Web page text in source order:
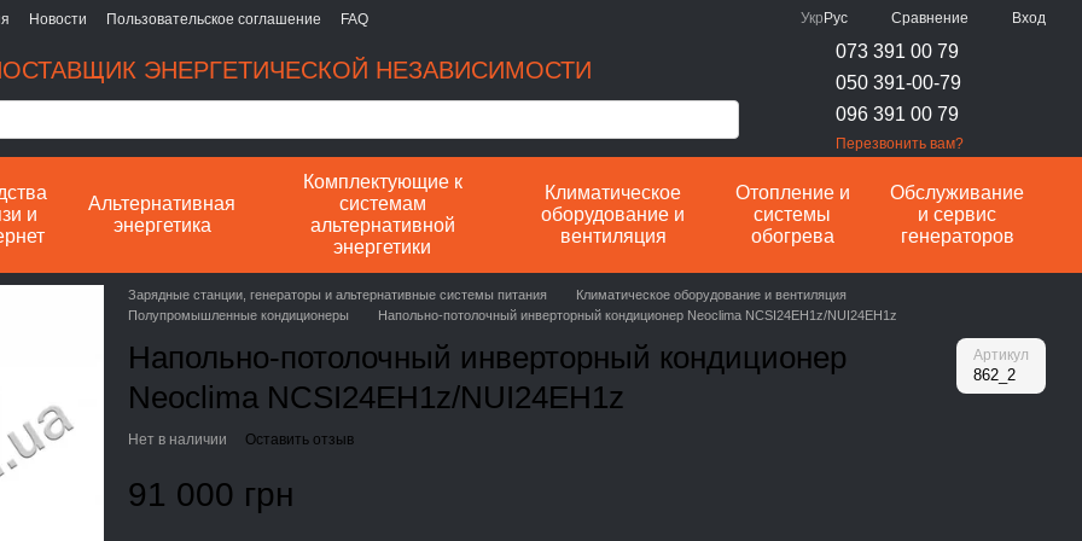
Новости Пользовательское соглашение FAQ Укр Рус Сравнение Вход
ЭНЕРГЕТИЧЕСКОЙ НЕЗАВИСИМОСТИ
073 391 00 79
050 391-00-79
096 391 00 79
Перезвонить вам?
и
Альтернативная
энергетика
Комплектующие к
системам
альтернативной
энергетики
Климатическое
оборудование и
вентиляция
Отопление и
системы
обогрева
Обслуживание
и сервис
генераторов
Зарядные станции, генераторы и альтернативные системы питания
Климатическое оборудование и вентиляция
Полупромышленные кондиционеры
Напольно-потолочный инверторный кондиционер Neoclima NCSI24EH1z/NUI24EH1z
Напольно-потолочный инверторный кондиционер
Neoclima NCSI24EH1z/NUI24EH1z
Артикул
862_2
Нет в наличии Оставить отзыв
91 000 грн